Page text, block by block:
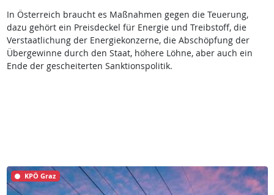
In Österreich braucht es Maßnahmen gegen die Teuerung,
dazu gehört ein Preisdeckel für Energie und Treibstoff, die
Verstaatlichung der Energiekonzerne, die Abschöpfung der
Übergewinne durch den Staat, höhere Löhne, aber auch ein
Ende der gescheiterten Sanktionspolitik.
KPÖ Graz